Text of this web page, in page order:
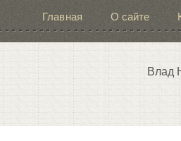
Главная О сайте
Влад